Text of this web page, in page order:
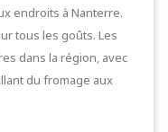
endroits à Nanterre.
tous les goûts. Les
dans la région, avec
du fromage aux